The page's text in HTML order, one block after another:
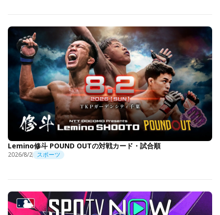
Lemino修斗 POUND OUTの対戦カード・試合順
2026/8/2 スポーツ